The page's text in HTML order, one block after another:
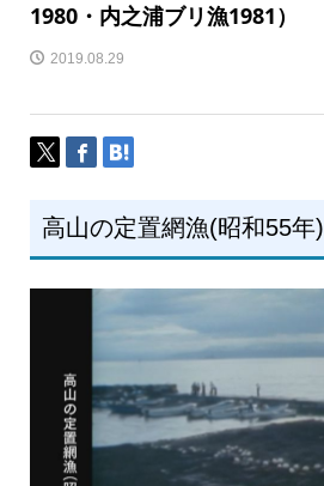
1980・内之浦ブリ漁1981）
2019.08.29
高山の定置網漁(昭和55年)